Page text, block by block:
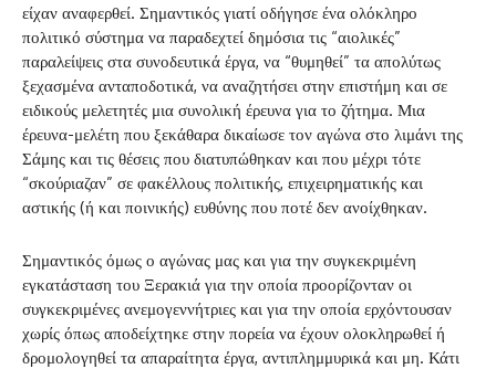
είχαν αναφερθεί. Σημαντικός γιατί οδήγησε ένα ολόκληρο
πολιτικό σύστημα να παραδεχτεί δημόσια τις “αιολικές”
παραλείψεις στα συνοδευτικά έργα, να “θυμηθεί” τα απολύτως
ξεχασμένα ανταποδοτικά, να αναζητήσει στην επιστήμη και σε
ειδικούς μελετητές μια συνολική έρευνα για το ζήτημα. Μια
έρευνα-μελέτη που ξεκάθαρα δικαίωσε τον αγώνα στο λιμάνι της
Σάμης και τις θέσεις που διατυπώθηκαν και που μέχρι τότε
“σκούριαζαν” σε φακέλλους πολιτικής, επιχειρηματικής και
αστικής (ή και ποινικής) ευθύνης που ποτέ δεν ανοίχθηκαν.
Σημαντικός όμως ο αγώνας μας και για την συγκεκριμένη
εγκατάσταση του Ξερακιά για την οποία προορίζονταν οι
συγκεκριμένες ανεμογεννήτριες και για την οποία ερχόντουσαν
χωρίς όπως αποδείχτηκε στην πορεία να έχουν ολοκληρωθεί ή
δρομολογηθεί τα απαραίτητα έργα, αντιπλημμυρικά και μη. Κάτι